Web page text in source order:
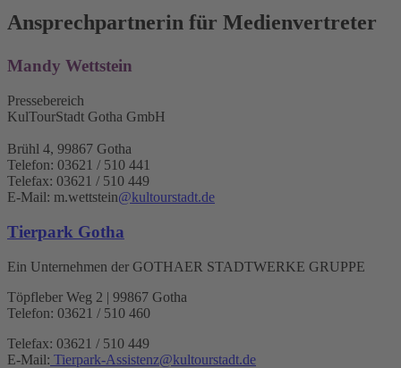
Ansprechpartnerin für Medienvertreter
Mandy Wettstein
Pressebereich
KulTourStadt Gotha GmbH
Brühl 4, 99867 Gotha
Telefon: 03621 / 510 441
Telefax: 03621 / 510 449
E-Mail: m.wettstein@kultourstadt.de
Tierpark Gotha
Ein Unternehmen der GOTHAER STADTWERKE GRUPPE
Töpfleber Weg 2 | 99867 Gotha
Telefon: 03621 / 510 460
Telefax: 03621 / 510 449
E-Mail: Tierpark-Assistenz@kultourstadt.de